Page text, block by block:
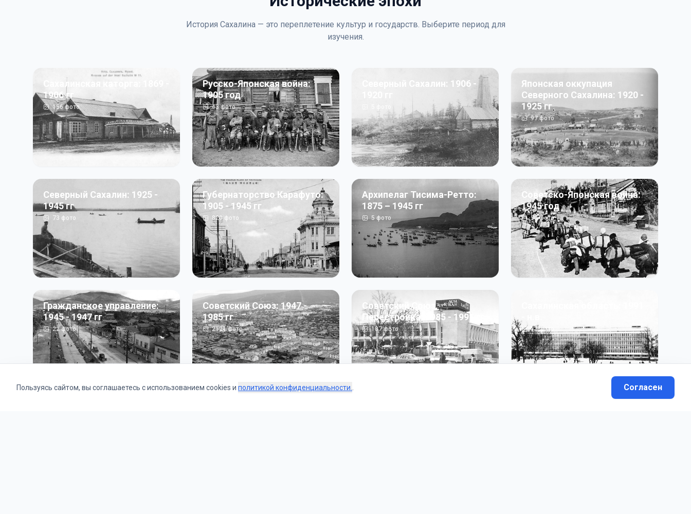
История Сахалина — это переплетение культур и государств. Выберите период для
изучения.
Сахалинская каторга: 1869 -
1906 гг
156фото
Русско-Японская война:
1905 год
43фото
Северный Сахалин: 1906 -
Японская оккупация
Северного Сахалина: 1920 -
1925 гг
97фото
Северный Сахалин: 1925 -
1945 гг
73 фото
Губернаторство Карафуто:
1905 - 1945 гг
820фото
Архипелаг Тисима-Ретто:
1875 – 1945 гг
5фото
Советско-Японская война:
1945 год
50фото
Гражданское управление:
1945 - 1947 гг
22фото
Советский Союз: 1947 -
1985 гг
2121фото
Советский Союз.
Перестройка: 1985 - 1991 гг
187фото 13фото
Пользуясь сайтом, вы соглашаетесь с использованием cookies и политикой конфиденциальности. Согласен